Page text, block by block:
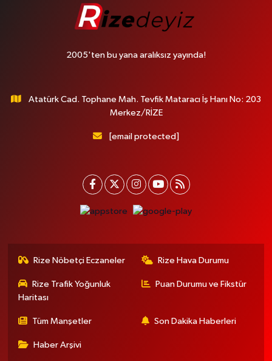
2005'ten bu yana aralıksız yayında!
Atatürk Cad. Tophane Mah. Tevfik Mataracı İş Hanı No: 203
Merkez/RİZE
[email protected]
Rize Nöbetçi Eczaneler Rize Hava Durumu
Rize Trafik Yoğunluk
Haritası
Puan Durumu ve Fikstür
Tüm Manşetler Son Dakika Haberleri
Haber Arşivi